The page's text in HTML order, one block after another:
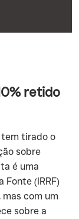
retido
tem tirado o
sobre
é uma
Fonte (IRRF)
mas com um
sobre a